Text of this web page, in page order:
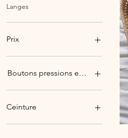
Langes
Prix
Boutons pressions entrejambe:
Avec
Sans
Ceinture
Classique